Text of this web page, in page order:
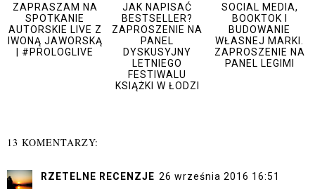
ZAPRASZAM NA
SPOTKANIE
AUTORSKIE LIVE Z
IWONĄ JAWORSKĄ
| #PROLOGLIVE
JAK NAPISAĆ
BESTSELLER?
ZAPROSZENIE NA
PANEL
DYSKUSYJNY
LETNIEGO
FESTIWALU
KSIĄŻKI W ŁODZI
SOCIAL MEDIA,
BOOKTOK I
BUDOWANIE
WŁASNEJ MARKI.
ZAPROSZENIE NA
PANEL LEGIMI
13 KOMENTARZY:
RZETELNE RECENZJE 26 września 2016 16:51